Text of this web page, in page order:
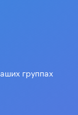
группах